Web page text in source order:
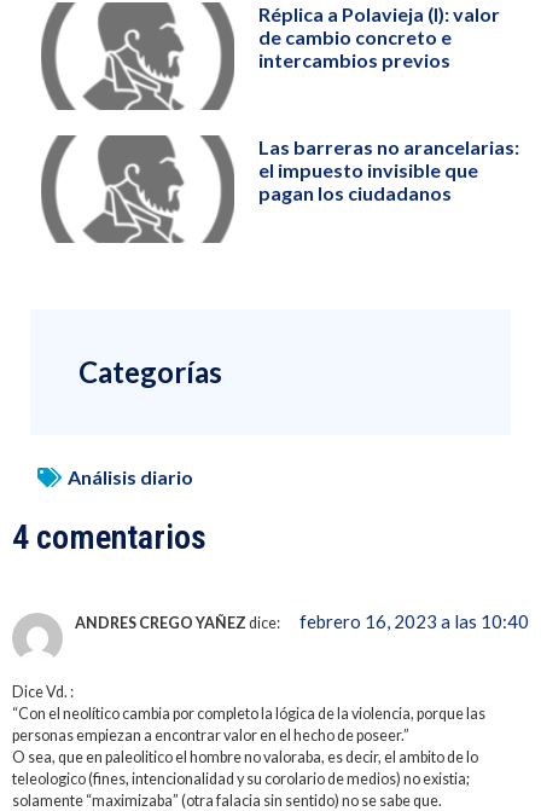
Réplica a Polavieja (I): valor
de cambio concreto e
intercambios previos
Las barreras no arancelarias:
el impuesto invisible que
pagan los ciudadanos
Categorías
Análisis diario
4 comentarios
ANDRES CREGO YAÑEZ dice: febrero 16, 2023 a las 10:40
Dice Vd. :
“Con el neolítico cambia por completo la lógica de la violencia, porque las
personas empiezan a encontrar valor en el hecho de poseer.”
O sea, que en paleolitico el hombre no valoraba, es decir, el ambito de lo
teleologico (fines, intencionalidad y su corolario de medios) no existia;
solamente “maximizaba” (otra falacia sin sentido) no se sabe que.